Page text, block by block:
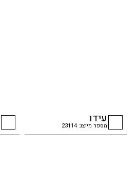
עידו
מספר מיוצג: 23114